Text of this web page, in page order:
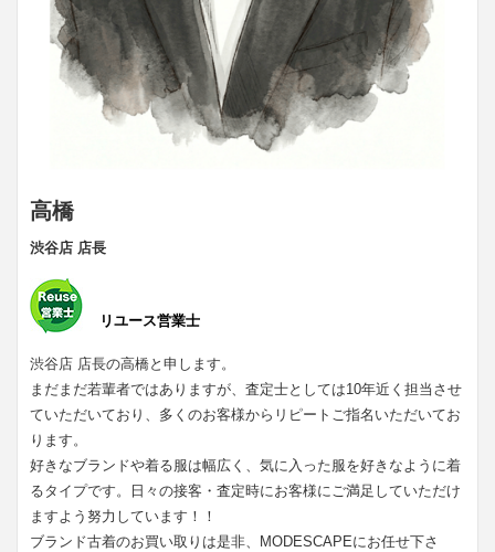
高橋
渋谷店 店長
リユース営業士
渋谷店 店長の高橋と申します。
まだまだ若輩者ではありますが、査定士としては10年近く担当させ
ていただいており、多くのお客様からリピートご指名いただいてお
ります。
好きなブランドや着る服は幅広く、気に入った服を好きなように着
るタイプです。日々の接客・査定時にお客様にご満足していただけ
ますよう努力しています！！
ブランド古着のお買い取りは是非、MODESCAPEにお任せ下さ